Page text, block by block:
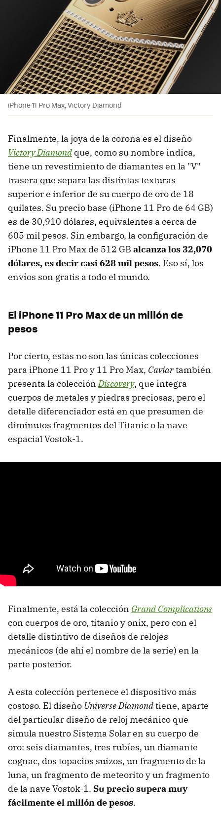
iPhone 11 Pro Max, Victory Diamond
Finalmente, la joya de la corona es el diseño
Victory Diamond que, como su nombre indica,
tiene un revestimiento de diamantes en la "V"
trasera que separa las distintas texturas
superior e inferior de su cuerpo de oro de 18
quilates. Su precio base (iPhone 11 Pro de 64 GB)
es de 30,910 dólares, equivalentes a cerca de
605 mil pesos. Sin embargo, la configuración de
iPhone 11 Pro Max de 512 GB alcanza los 32,070
dólares, es decir casi 628 mil pesos. Eso sí, los
envíos son gratis a todo el mundo.
El iPhone 11 Pro Max de un millón de
pesos
Por cierto, estas no son las únicas colecciones
para iPhone 11 Pro y 11 Pro Max, Caviartambién
presenta la colecciónDiscovery, que integra
cuerpos de metales y piedras preciosas, pero el
detalle diferenciador está en que presumen de
diminutos fragmentos del Titanic o la nave
espacial Vostok-1.
Finalmente, está la colección Grand Complications
con cuerpos de oro, titanio y onix, pero con el
detalle distintivo de diseños de relojes
mecánicos (de ahí el nombre de la serie) en la
parte posterior.
A esta colección pertenece el dispositivo más
costoso. El diseño Universe Diamondtiene, aparte
del particular diseño de reloj mecánico que
simula nuestro Sistema Solar en su cuerpo de
oro: seis diamantes, tres rubíes, un diamante
cognac, dos topacios suizos, un fragmento de la
luna, un fragmento de meteorito y un fragmento
de la nave Vostok-1. Su precio supera muy
fácilmente el millón de pesos.